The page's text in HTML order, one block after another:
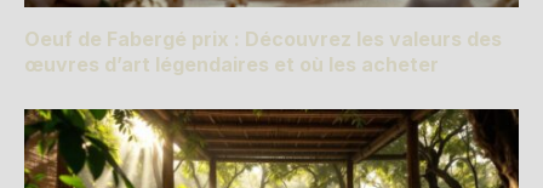
Oeuf de Fabergé prix : Découvrez les valeurs des
œuvres d’art légendaires et où les acheter